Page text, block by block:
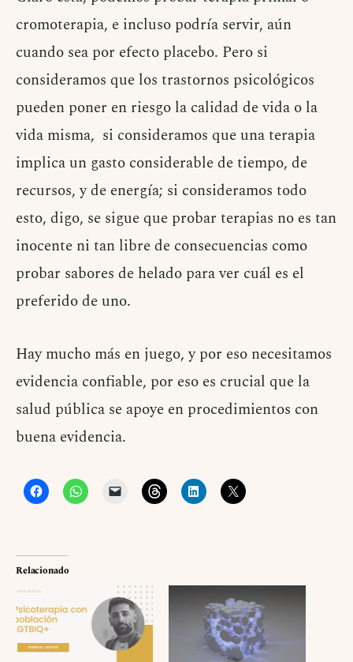
cromoterapia, e incluso podría servir, aún
cuando sea por efecto placebo. Pero si
consideramos que los trastornos psicológicos
pueden poner en riesgo la calidad de vida o la
vida misma, si consideramos que una terapia
implica un gasto considerable de tiempo, de
recursos, y de energía; si consideramos todo
esto, digo, se sigue que probar terapias no es tan
inocente ni tan libre de consecuencias como
probar sabores de helado para ver cuál es el
preferido de uno.
Hay mucho más en juego, y por eso necesitamos
evidencia confiable, por eso es crucial que la
salud pública se apoye en procedimientos con
buena evidencia.
Relacionado